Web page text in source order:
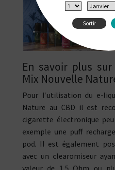
En savoir plus
Mix Nouvelle
Pour l'utilisation du e-
Nature au CBD il est
cigarette électronique
exemple une puff
pod. Il est également
avec un clearomiseur
Sortir
"